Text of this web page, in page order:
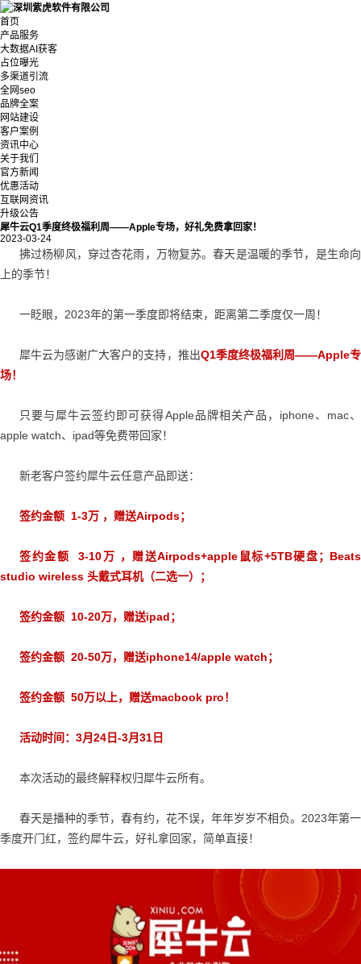
首页
产品服务
大数据AI获客
占位曝光
多渠道引流
全网seo
品牌全案
网站建设
客户案例
资讯中心
关于我们
官方新闻
优惠活动
互联网资讯
升级公告
犀牛云Q1季度终极福利周——Apple专场，好礼免费拿回家！
2023-03-24
拂过杨柳风，穿过杏花雨，万物复苏。春天是温暖的季节，是生命向
上的季节！
一眨眼，2023年的第一季度即将结束，距离第二季度仅一周！
犀牛云为感谢广大客户的支持，推出Q1季度终极福利周——Apple专
场！
只要与犀牛云签约即可获得Apple品牌相关产品，iphone、mac、
apple watch、ipad等免费带回家！
新老客户签约犀牛云任意产品即送：
签约金额 1-3万 ，赠送Airpods；
签约金额 3-10万 ，赠送Airpods+apple鼠标+5TB硬盘；Beats
studio wireless 头戴式耳机（二选一）；
签约金额 10-20万，赠送ipad；
签约金额 20-50万，赠送iphone14/apple watch；
签约金额 50万以上，赠送macbook pro！
活动时间：3月24日-3月31日
本次活动的最终解释权归犀牛云所有。
春天是播种的季节，春有约，花不误，年年岁岁不相负。2023年第一
季度开门红， 签约犀牛云，好礼拿回家，简单直接！